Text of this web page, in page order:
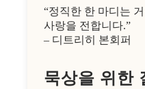
“정직한 한 마디는
사랑을 전합니다.”
– 디트리히 본회퍼
묵상을 위한